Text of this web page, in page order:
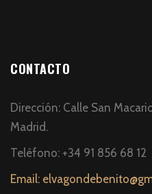
CONTACTO
Dirección: Calle San
Madrid.
Teléfono: +34 91 856 68 12
Email: